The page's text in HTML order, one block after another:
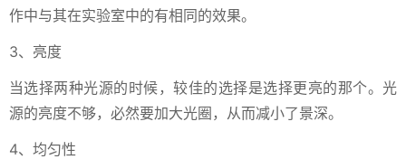
作中与其在实验室中的有相同的效果。
3、亮度
当选择两种光源的时候，较佳的选择是选择更亮的那个。光
源的亮度不够，必然要加大光圈，从而减小了景深。
4、均匀性